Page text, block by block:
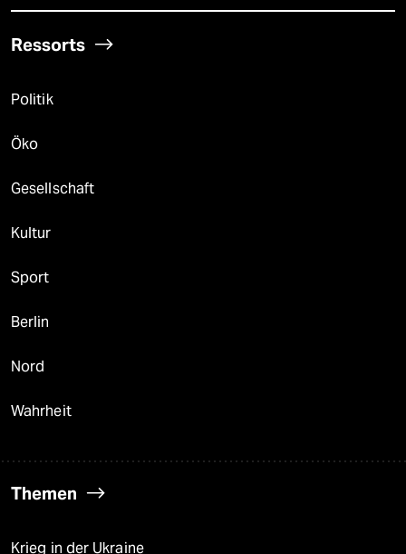
Ressorts
Politik
Öko
Gesellschaft
Kultur
Sport
Berlin
Nord
Wahrheit
Themen
Krieg in der Ukraine